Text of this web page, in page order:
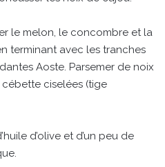
le melon, le concombre et la
terminant avec les tranches
Aoste. Parsemer de noix
ciselées (tige
d’olive et d’un peu de